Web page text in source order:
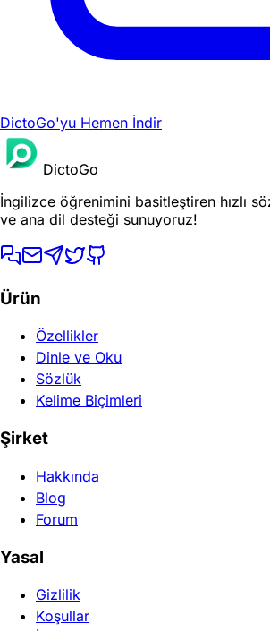
DictoGo'yu Hemen İndir
DictoGo
İngilizce öğrenimini basitleştiren hızlı
ve ana dil desteği sunuyoruz!
Ürün
Özellikler
Dinle ve Oku
Sözlük
Kelime Biçimleri
Şirket
Hakkında
Blog
Forum
Yasal
Gizlilik
Koşullar